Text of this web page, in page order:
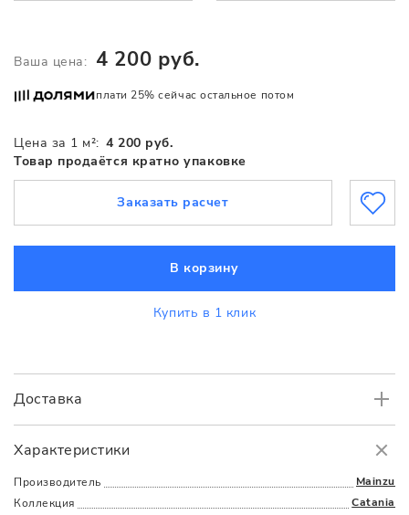
Характеристики
Производитель
Mainzu
Коллекция
Catania
Доставка
Доставка
Цена за 1 м²: 4 200 руб.
Товар продаётся кратно упаковке
Ваша цена: 4 200 руб.
плати 25% сейчас остальное потом
В корзину
Купить в 1 клик
Заказать расчет